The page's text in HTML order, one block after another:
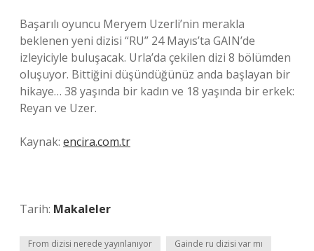
Başarılı oyuncu Meryem Uzerli’nin merakla
beklenen yeni dizisi “RU” 24 Mayıs’ta GAIN’de
izleyiciyle buluşacak. Urla’da çekilen dizi 8 bölümden
oluşuyor. Bittiğini düşündüğünüz anda başlayan bir
hikaye… 38 yaşında bir kadın ve 18 yaşında bir erkek:
Reyan ve Uzer.
Kaynak: encira.com.tr
Tarih: Makaleler
From dizisi nerede yayınlanıyor Gainde ru dizisi var mı